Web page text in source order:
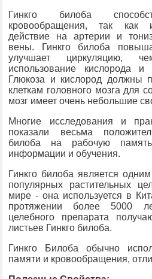
Гинкго билоба
кровообращения, так как
действие на артерии и
вены. Гинкго билоба
улучшает циркуляцию,
использование кислорода
Глюкоза и кислород должны
клеткам головного мозга для
мозг имеет очень небольшие
Многие исследования и
показали весьма
билоба на рабочую
информации и обучения.
Гинкго билоба является
популярных растительных
мире - она используется в
протяжении более 5000
целебного препарата
листьев Гинкго билоба.
Гинкго Билоба обычно
памяти и кровообращения,